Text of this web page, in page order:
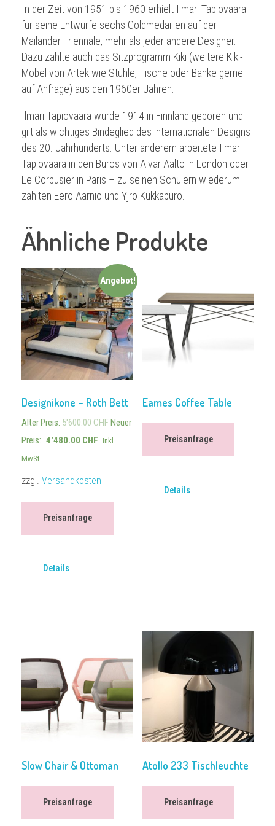
In der Zeit von 1951 bis 1960 erhielt Ilmari Tapiovaara
für seine Entwürfe sechs Goldmedaillen auf der
Mailänder Triennale, mehr als jeder andere Designer.
Dazu zählte auch das Sitzprogramm Kiki (weitere Kiki-
Möbel von Artek wie Stühle, Tische oder Bänke gerne
auf Anfrage) aus den 1960er Jahren.
Ilmari Tapiovaara wurde 1914 in Finnland geboren und
gilt als wichtiges Bindeglied des internationalen Designs
des 20. Jahrhunderts. Unter anderem arbeitete Ilmari
Tapiovaara in den Büros von Alvar Aalto in London oder
Le Corbusier in Paris – zu seinen Schülern wiederum
zählten Eero Aarnio und Yjrö Kukkapuro.
Ähnliche Produkte
Angebot!
Designikone – Roth Bett
Alter Preis: 5'600.00CHFNeuer
Preis: 4'480.00 CHF Inkl.
MwSt.
zzgl. Versandkosten
Preisanfrage
Details
Eames Coffee Table
Preisanfrage
Details
Slow Chair & Ottoman
Preisanfrage
Atollo 233 Tischleuchte
Preisanfrage